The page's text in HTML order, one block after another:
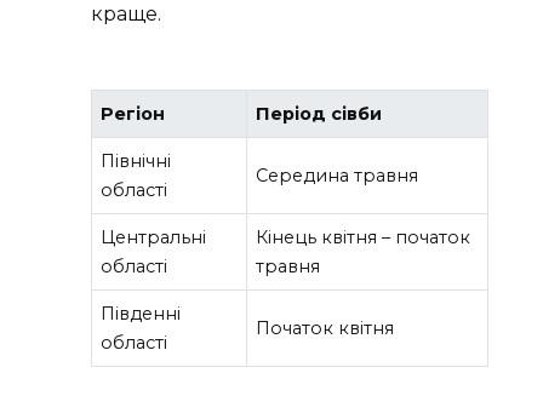
краще.
Регіон Період сівби
Північні
області
Середина травня
Центральні
області
Кінець квітня – початок
травня
Південні
області
Початок квітня